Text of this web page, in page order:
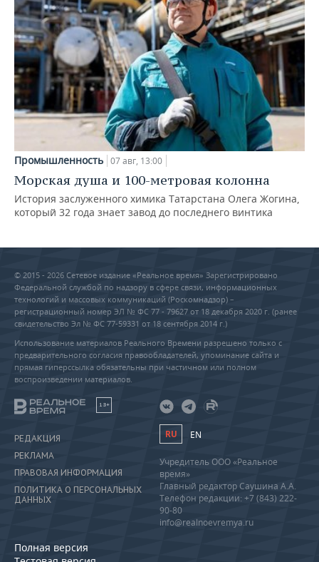
Промышленность 07 авг, 13:00
Морская душа и 100-метровая колонна
История заслуженного химика Татарстана Олега Жогина,
который 32 года знает завод до последнего винтика
© 2015 - 2026 Сетевое издание «Реальное время» Зарегистрировано
Федеральной службой по надзору в сфере связи, информационных
технологий и массовых коммуникаций (Роскомнадзор) –
регистрационный номер ЭЛ № ФС 77 - 79627 от 18 декабря 2020 г. (ранее
свидетельство Эл № ФС 77-59331 от 18 сентября 2014 г.)
Использование материалов Реального Времени разрешено только с
предварительного согласия правообладателей, упоминание сайта и
прямая гиперссылка обязательны при частичном или полном
воспроизведении материалов.
18+
РЕДАКЦИЯ
РЕКЛАМА
ПРАВОВАЯ ИНФОРМАЦИЯ
ПОЛИТИКА О ПЕРСОНАЛЬНЫХ
ДАННЫХ
Полная версия
RU EN
Учредитель ООО «Реальное
время»
Главный редактор Саушина А.А.
Телефон редакции: +7 (843) 222-
90-80
info@realnoevremya.ru